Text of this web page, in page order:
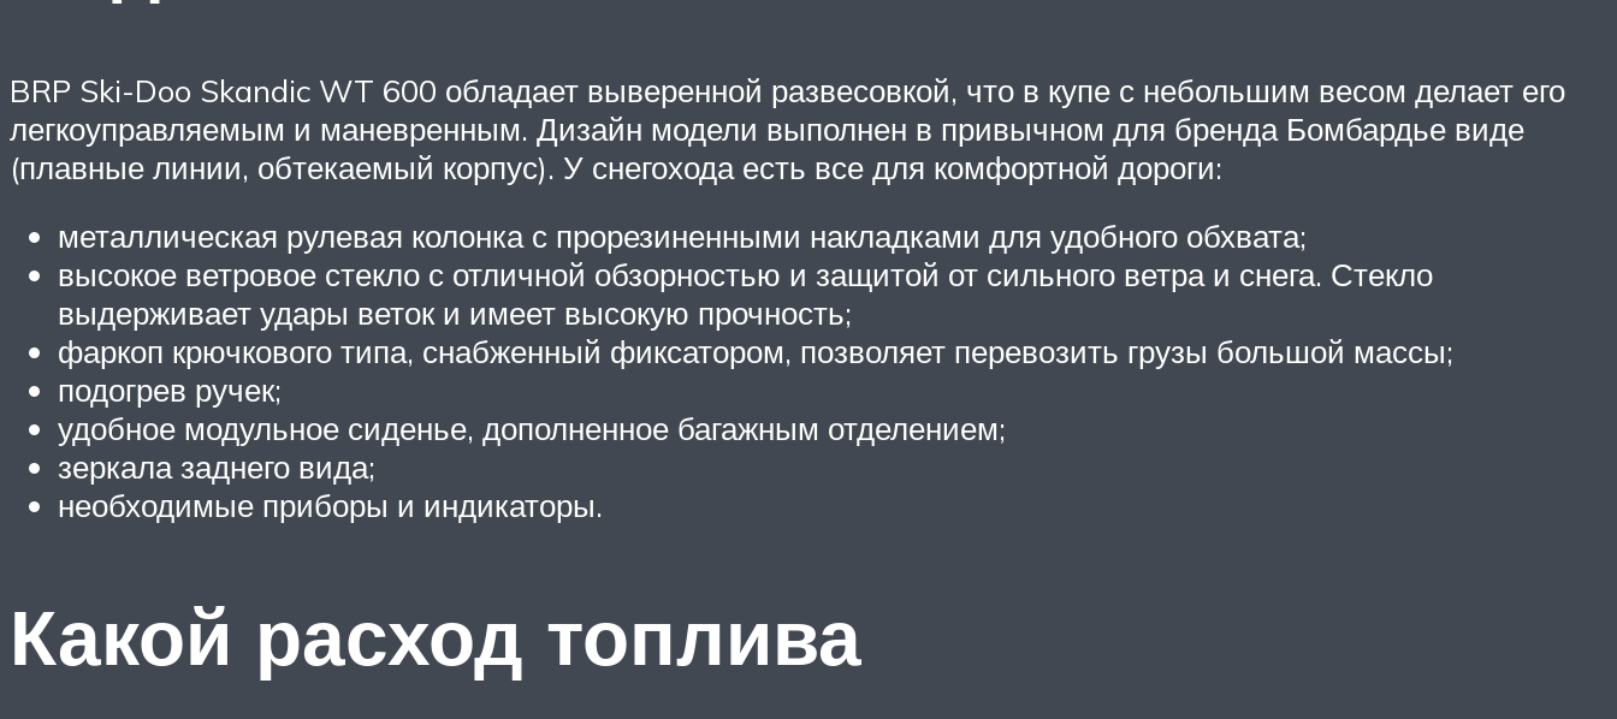
BRP Ski-Doo Skandic WT 600 обладает выверенной развесовкой, что в купе с небольшим весом делает его
легкоуправляемым и маневренным. Дизайн модели выполнен в привычном для бренда Бомбардье виде
(плавные линии, обтекаемый корпус). У снегохода есть все для комфортной дороги:
металлическая рулевая колонка с прорезиненными накладками для удобного обхвата;
высокое ветровое стекло с отличной обзорностью и защитой от сильного ветра и снега. Стекло
выдерживает удары веток и имеет высокую прочность;
фаркоп крючкового типа, снабженный фиксатором, позволяет перевозить грузы большой массы;
подогрев ручек;
удобное модульное сиденье, дополненное багажным отделением;
зеркала заднего вида;
необходимые приборы и индикаторы.
Какой расход топлива